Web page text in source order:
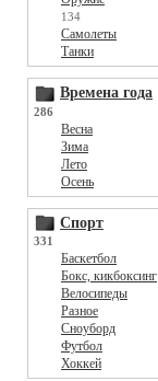
134
Самолеты
Танки
Времена года
286
Весна
Зима
Лето
Осень
Спорт
331
Баскетбол
Бокс, кикбоксинг
Велосипеды
Разное
Сноуборд
Футбол
Хоккей